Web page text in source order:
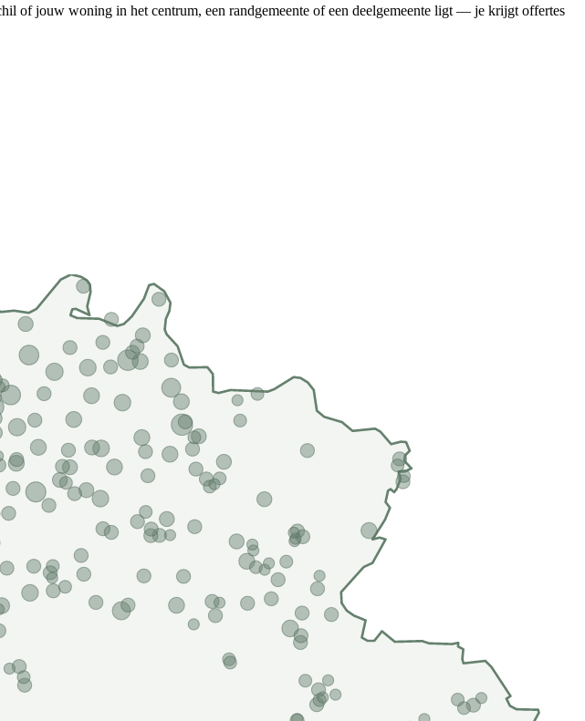
of jouw woning in het centrum, een randgemeente of een deelgemeente ligt — je krijgt offertes